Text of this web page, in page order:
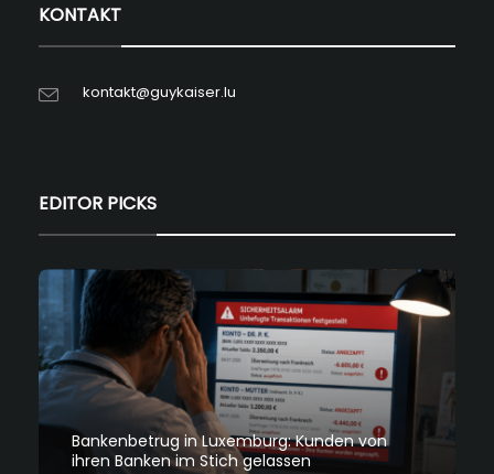
KONTAKT
kontakt@guykaiser.lu
EDITOR PICKS
Bankenbetrug in Luxemburg: Kunden von
ihren Banken im Stich gelassen